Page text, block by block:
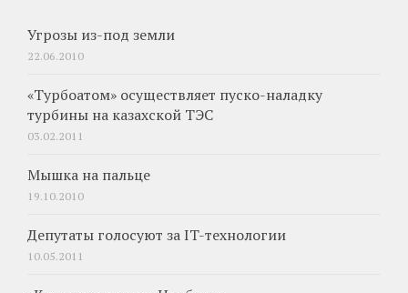
Угрозы из-под земли
22.06.2010
«Турбоатом» осуществляет пуско-наладку
турбины на казахской ТЭС
03.02.2011
Мышка на пальце
19.10.2010
Депутаты голосуют за IT-технологии
10.05.2011